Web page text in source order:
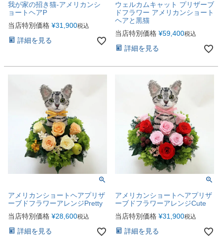
我が家の招き猫-アメリカンシ
ョートヘアP
当店特別価格 ¥31,900税込
詳細を見る
ウェルカムキャット プリザーブ
ドフラワー アメリカンショート
ヘアと黒猫
当店特別価格 ¥59,400税込
詳細を見る
アメリカンショートヘアプリザ
ーブドフラワーアレンジPretty
当店特別価格 ¥28,600税込
詳細を見る
アメリカンショートヘアプリザ
ーブドフラワーアレンジCute
当店特別価格 ¥31,900税込
詳細を見る